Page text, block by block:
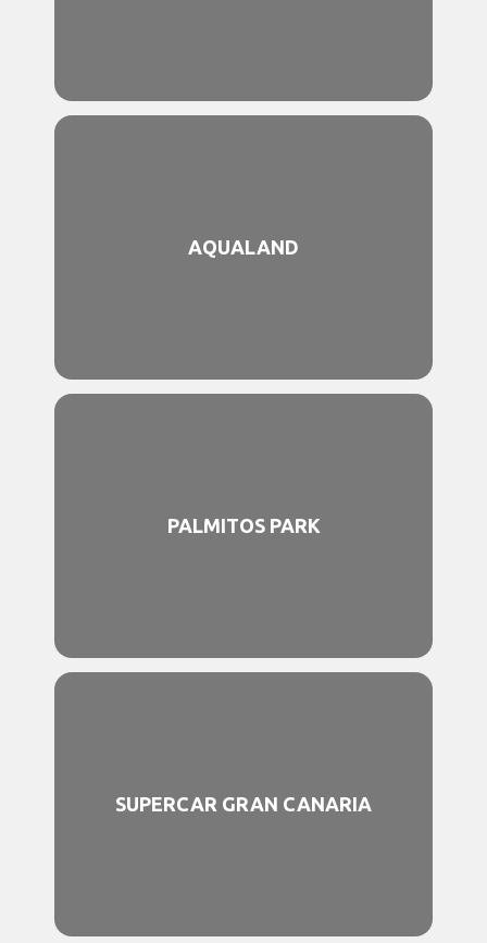
AQUALAND
PALMITOS PARK
SUPERCAR GRAN CANARIA